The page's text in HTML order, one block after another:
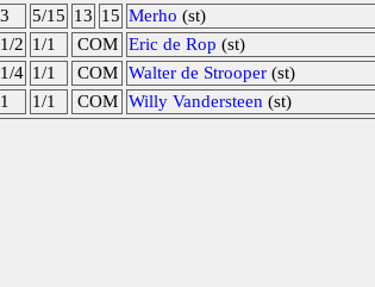
3 5/15 13 15 Merho (st)
1/2 1/1 COM Eric de Rop (st)
1/4 1/1 COM Walter de Strooper (st)
1 1/1 COM Willy Vandersteen (st)